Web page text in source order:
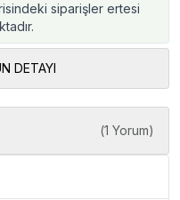
siparişler ertesi
DETAYI
(1 Yorum)